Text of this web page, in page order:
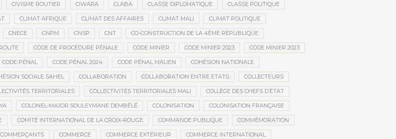
CIVISME ROUTIER CIWARA CLABA CLASSE DIPLOMATIQUE CLASSE POLITIQUE
CLIMAT AFRIQUE CLIMAT DES AFFAIRES CLIMAT MALI CLIMAT POLITIQUE
CNECE CNPM CNSP CNT CO-CONSTRUCTION DE LA 4ÈME RÉPUBLIQUE
CODE DE PROCÉDURE PÉNALE CODE MINIER CODE MINIER 2023 CODE MINIER 2023
CODE PÉNAL CODE PÉNAL 2024 CODE PÉNAL MALIEN COHÉSION NATIONALE
SOCIALE SAHEL COLLABORATION COLLABORATION ENTRE ETATS COLLECTEURS
TERRITORIALES COLLECTIVITÉS TERRITORIALES MALI COLLÈGE DES CHEFS D’ÉTAT
COLONEL-MAJOR SOULEYMANE DEMBÉLÉ COLONISATION COLONISATION FRANÇAISE
COMITÉ INTERNATIONAL DE LA CROIX-ROUGE COMMANDE PUBLIQUE COMMÉMORATION
COMMERÇANTS COMMERCE COMMERCE EXTÉRIEUR COMMERCE INTERNATIONAL